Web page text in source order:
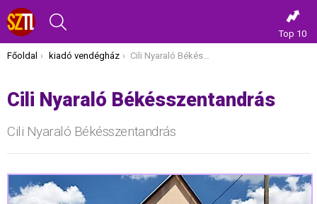
Top 10
Itt vagy most:
Főoldal kiadó vendégház Cili Nyaraló Békésszentandrás
Cili Nyaraló Békésszentandrás
Cili Nyaraló Békésszentandrás